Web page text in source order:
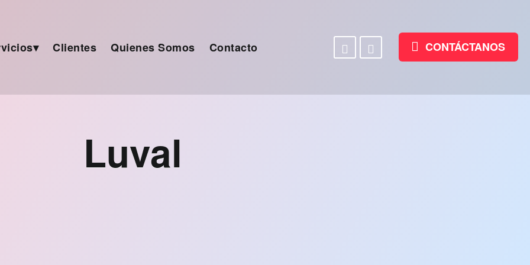
Clientes Quienes Somos Contacto FacebookLinkedin CONTÁCTANOS
Luval